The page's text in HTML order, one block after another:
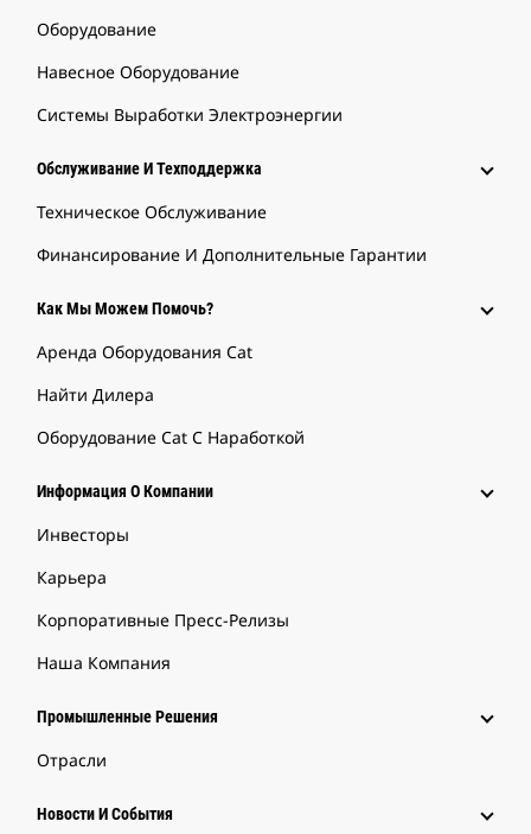
Оборудование
Навесное Оборудование
Системы Выработки Электроэнергии
Обслуживание И Техподдержка
Техническое Обслуживание
Финансирование И Дополнительные Гарантии
Как Мы Можем Помочь?
Аренда Оборудования Cat
Найти Дилера
Оборудование Cat С Наработкой
Информация О Компании
Инвесторы
Карьера
Корпоративные Пресс-Релизы
Наша Компания
Промышленные Решения
Отрасли
Новости И События